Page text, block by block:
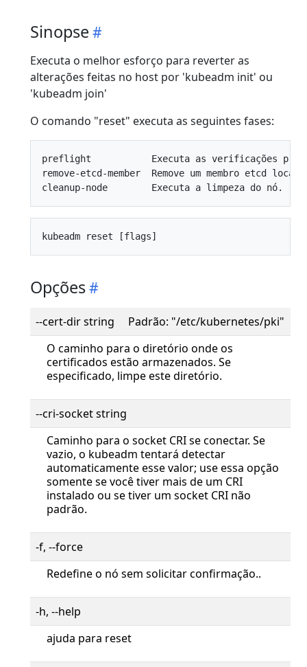
Sinopse
Executa o melhor esforço para reverter as
alterações feitas no host por 'kubeadm init' ou
'kubeadm join'
O comando "reset" executa as seguintes fases:
preflight           Executa as verificações pré-
remove-etcd-member  Remove um membro etcd local.
Opções
--cert-dir string Padrão: "/etc/kubernetes/pki"
O caminho para o diretório onde os
certificados estão armazenados. Se
especificado, limpe este diretório.
--cri-socket string
Caminho para o socket CRI se conectar. Se
vazio, o kubeadm tentará detectar
automaticamente esse valor; use essa opção
somente se você tiver mais de um CRI
instalado ou se tiver um socket CRI não
padrão.
-f, --force
Redefine o nó sem solicitar confirmação..
-h, --help
ajuda para reset